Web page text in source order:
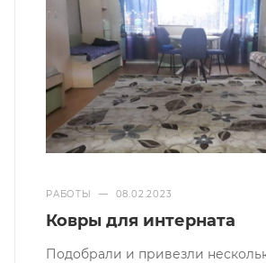
РАБОТЫ — 08.02.2023
Ковры для интерната
Подобрали и привезли